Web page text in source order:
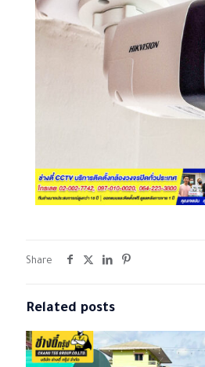
Share
Related posts